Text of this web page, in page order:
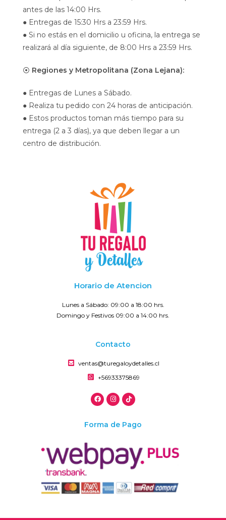
antes de las 14:00 Hrs.
● Entregas de 15:30 Hrs a 23:59 Hrs.
● Si no estás en el domicilio u oficina, la entrega se
realizará al día siguiente, de 8:00 Hrs a 23:59 Hrs.
⦿ Regiones y Metropolitana (Zona Lejana):
● Entregas de Lunes a Sábado.
● Realiza tu pedido con 24 horas de anticipación.
● Estos productos toman más tiempo para su
entrega (2 a 3 días), ya que deben llegar a un
centro de distribución.
Horario de Atencion
Lunes a Sábado: 09:00 a 18:00 hrs.
Domingo y Festivos 09:00 a 14:00 hrs.
Contacto
ventas@turegaloydetalles.cl
+56933375869
Forma de Pago